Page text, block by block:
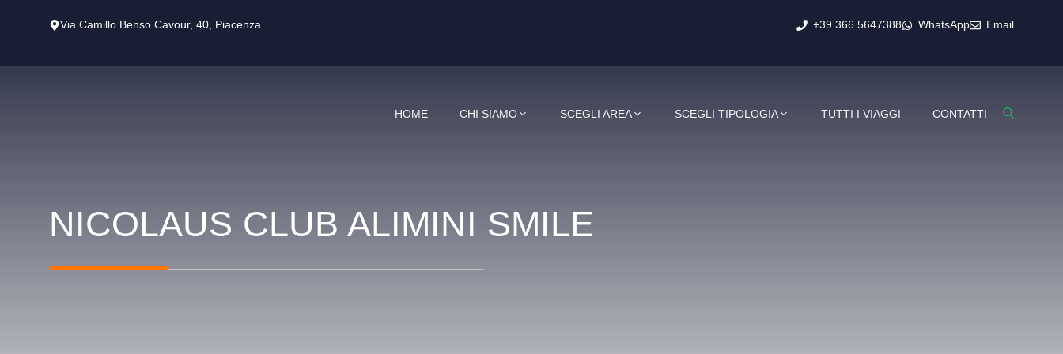
Via Camillo Benso Cavour, 40, Piacenza +39 366 5647388 WhatsApp Email
HOME CHI SIAMO SCEGLI AREA SCEGLI TIPOLOGIA TUTTI I VIAGGI CONTATTI
NICOLAUS CLUB ALIMINI SMILE